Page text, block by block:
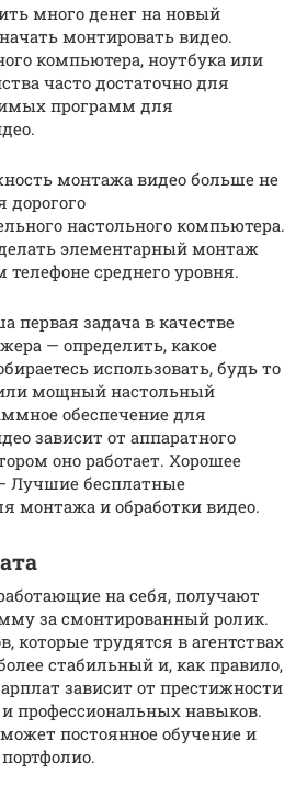
много денег на новый
монтировать видео.
компьютера, ноутбука или
часто достаточно для
программ для
монтажа видео больше не
дорогого
настольного компьютера.
элементарный монтаж
среднего уровня.
первая задача в качестве
— определить, какое
использовать, будь то
мощный настольный
обеспечение для
зависит от аппаратного
оно работает. Хорошее
Лучшие бесплатные
монтажа и обработки видео.
на себя, получают
за смонтированный ролик.
которые трудятся в агентствах
стабильный и, как правило,
зависит от престижности
профессиональных навыков.
постоянное обучение и